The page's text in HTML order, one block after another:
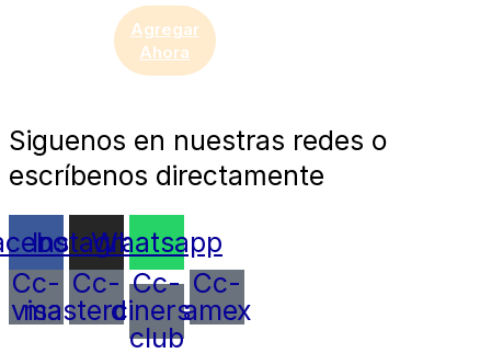
Agregar
Ahora
Siguenos en nuestras redes o
escríbenos directamente
Instagram
Whatsapp
Cc-
visa
Cc-
mastercard
Cc-
diners-
club
Cc-
amex